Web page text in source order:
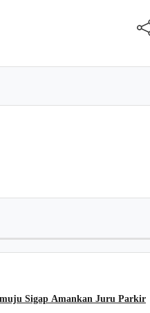
Sigap Amankan Juru Parkir